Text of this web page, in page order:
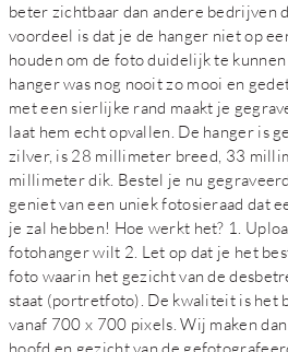
beter zichtbaar dan andere bedrijven
voordeel is dat je de hanger niet op
houden om de foto duidelijk te
hanger was nog nooit zo mooi en
met een sierlijke rand maakt je
laat hem echt opvallen. De hanger is
zilver, is 28 millimeter breed, 33
millimeter dik. Bestel je nu
geniet van een uniek fotosieraad dat
je zal hebben! Hoe werkt het? 1.
fotohanger wilt 2. Let op dat je het
foto waarin het gezicht van de
staat (portretfoto). De kwaliteit is het
vanaf 700 x 700 pixels. Wij maken
hoofd en gezicht van de